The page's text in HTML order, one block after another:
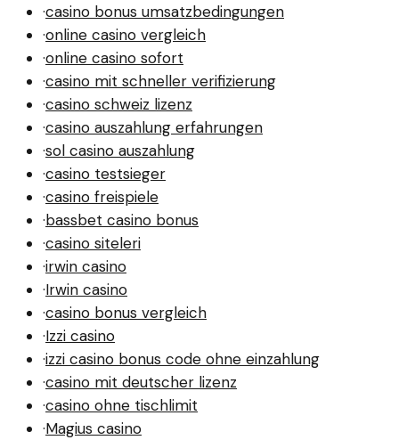
·casino bonus umsatzbedingungen
·online casino vergleich
·online casino sofort
·casino mit schneller verifizierung
·casino schweiz lizenz
·casino auszahlung erfahrungen
·sol casino auszahlung
·casino testsieger
·casino freispiele
·bassbet casino bonus
·casino siteleri
·irwin casino
·Irwin casino
·casino bonus vergleich
·Izzi casino
·izzi casino bonus code ohne einzahlung
·casino mit deutscher lizenz
·casino ohne tischlimit
·Magius casino